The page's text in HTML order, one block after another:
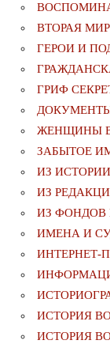
ВТОРАЯ
ГЕРОИ И
ГРИФ
ЖЕНЩИНЫ
ЗАБЫТОЕ
ИЗ
ИЗ
ИЗ ФОНДОВ
ИМЕНА И
ИНТЕРНЕТ-
ИСТОРИЯ
ИСТОРИЯ